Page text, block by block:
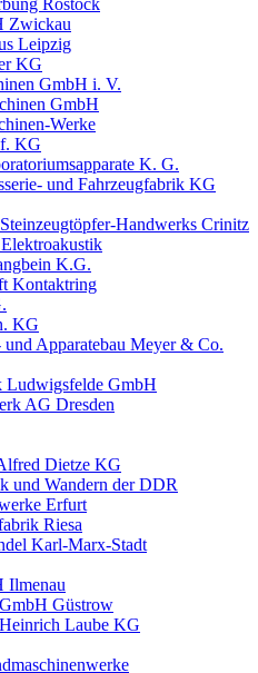
Rostock
Zwickau
Leipzig
KG
GmbH i. V.
GmbH
Werke
KG
K. G.
und Fahrzeugfabrik KG
Handwerks Crinitz
K.G.
Kontaktring
KG
Apparatebau Meyer & Co.
GmbH
AG Dresden
Dietze KG
und Wandern der DDR
Erfurt
Riesa
Karl-Marx-Stadt
Ilmenau
Güstrow
Laube KG